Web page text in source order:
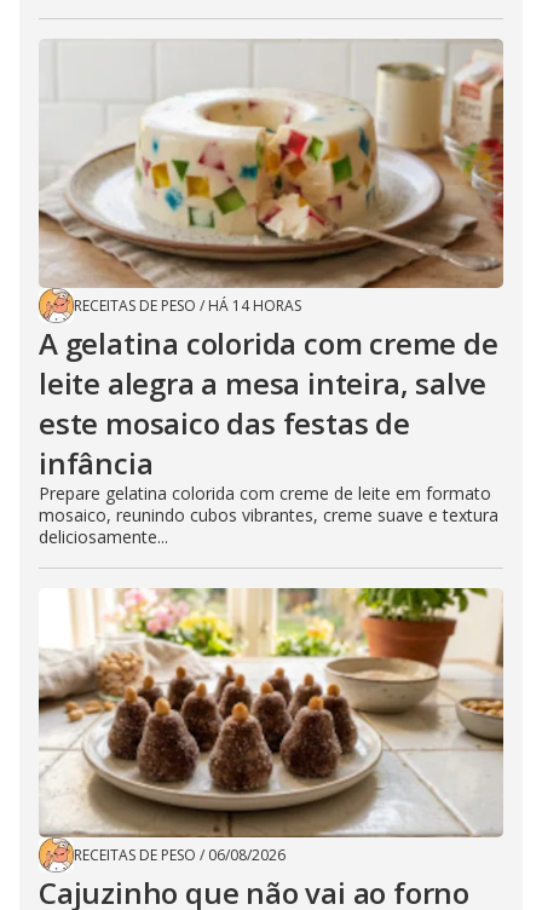
RECEITAS DE PESO / HÁ 14 HORAS
A gelatina colorida com creme de
leite alegra a mesa inteira, salve
este mosaico das festas de
infância
Prepare gelatina colorida com creme de leite em formato
mosaico, reunindo cubos vibrantes, creme suave e textura
deliciosamente...
RECEITAS DE PESO / 06/08/2026
Cajuzinho que não vai ao forno